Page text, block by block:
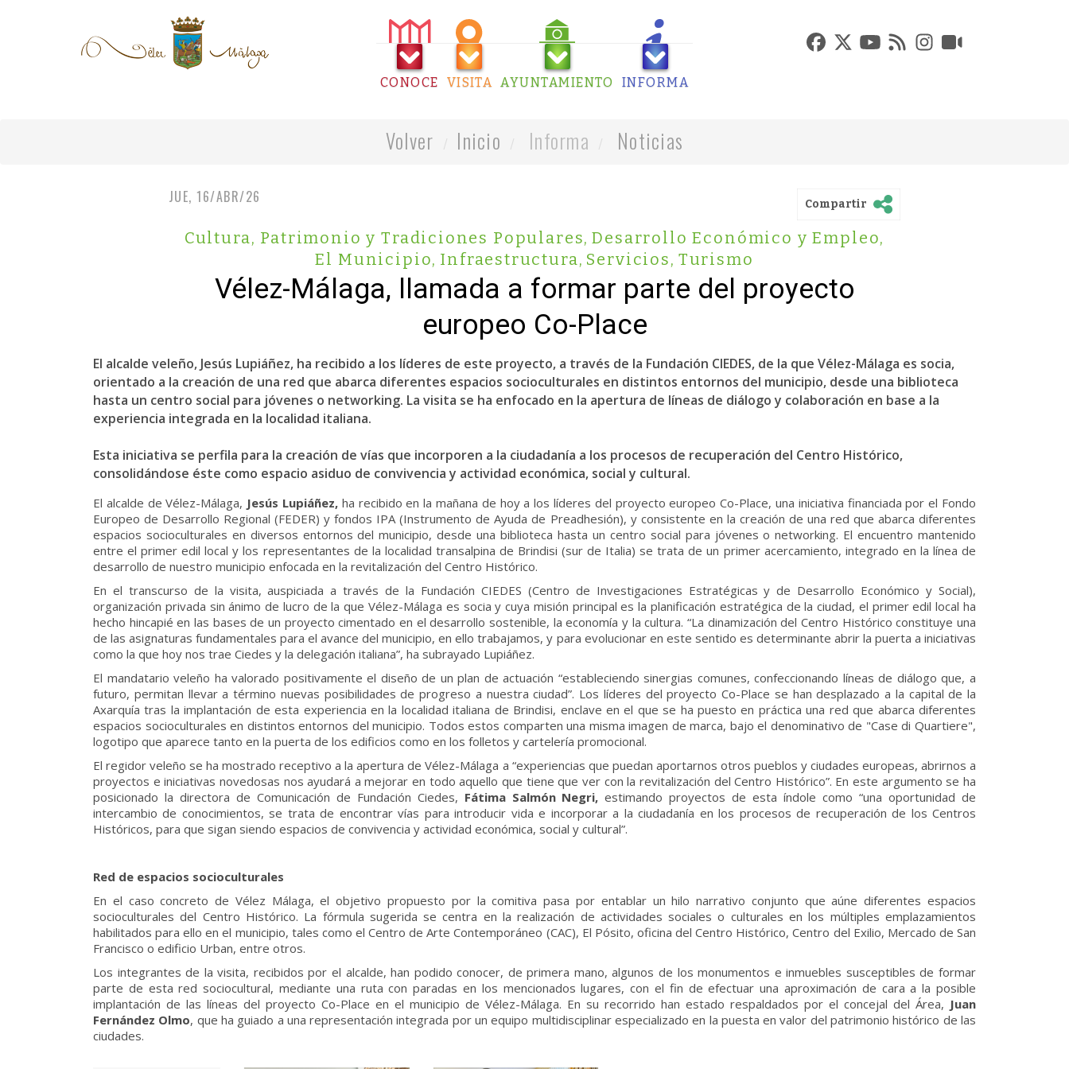
CONOCE VISITA AYUNTAMIENTO INFORMA
Volver Inicio Informa Noticias
JUE, 16/ABR/26 Compartir
Cultura, Patrimonio y Tradiciones Populares, Desarrollo Económico y Empleo,
El Municipio, Infraestructura, Servicios, Turismo
Vélez-Málaga, llamada a formar parte del proyecto
europeo Co-Place
El alcalde veleño, Jesús Lupiáñez, ha recibido a los líderes de este proyecto, a través de la Fundación CIEDES, de la que Vélez-Málaga es socia,
orientado a la creación de una red que abarca diferentes espacios socioculturales en distintos entornos del municipio, desde una biblioteca
hasta un centro social para jóvenes o networking. La visita se ha enfocado en la apertura de líneas de diálogo y colaboración en base a la
experiencia integrada en la localidad italiana.
Esta iniciativa se perfila para la creación de vías que incorporen a la ciudadanía a los procesos de recuperación del Centro Histórico,
consolidándose éste como espacio asiduo de convivencia y actividad económica, social y cultural.
El alcalde de Vélez-Málaga, Jesús Lupiáñez, ha recibido en la mañana de hoy a los líderes del proyecto europeo Co-Place, una iniciativa financiada por el Fondo
Europeo de Desarrollo Regional (FEDER) y fondos IPA (Instrumento de Ayuda de Preadhesión), y consistente en la creación de una red que abarca diferentes
espacios socioculturales en diversos entornos del municipio, desde una biblioteca hasta un centro social para jóvenes o networking. El encuentro mantenido
entre el primer edil local y los representantes de la localidad transalpina de Brindisi (sur de Italia) se trata de un primer acercamiento, integrado en la línea de
desarrollo de nuestro municipio enfocada en la revitalización del Centro Histórico.
En el transcurso de la visita, auspiciada a través de la Fundación CIEDES (Centro de Investigaciones Estratégicas y de Desarrollo Económico y Social),
organización privada sin ánimo de lucro de la que Vélez-Málaga es socia y cuya misión principal es la planificación estratégica de la ciudad, el primer edil local ha
hecho hincapié en las bases de un proyecto cimentado en el desarrollo sostenible, la economía y la cultura. “La dinamización del Centro Histórico constituye una
de las asignaturas fundamentales para el avance del municipio, en ello trabajamos, y para evolucionar en este sentido es determinante abrir la puerta a iniciativas
como la que hoy nos trae Ciedes y la delegación italiana”, ha subrayado Lupiáñez.
El mandatario veleño ha valorado positivamente el diseño de un plan de actuación “estableciendo sinergias comunes, confeccionando líneas de diálogo que, a
futuro, permitan llevar a término nuevas posibilidades de progreso a nuestra ciudad”. Los líderes del proyecto Co-Place se han desplazado a la capital de la
Axarquía tras la implantación de esta experiencia en la localidad italiana de Brindisi, enclave en el que se ha puesto en práctica una red que abarca diferentes
espacios socioculturales en distintos entornos del municipio. Todos estos comparten una misma imagen de marca, bajo el denominativo de "Case di Quartiere",
logotipo que aparece tanto en la puerta de los edificios como en los folletos y cartelería promocional.
El regidor veleño se ha mostrado receptivo a la apertura de Vélez-Málaga a “experiencias que puedan aportarnos otros pueblos y ciudades europeas, abrirnos a
proyectos e iniciativas novedosas nos ayudará a mejorar en todo aquello que tiene que ver con la revitalización del Centro Histórico”. En este argumento se ha
posicionado la directora de Comunicación de Fundación Ciedes, Fátima Salmón Negri, estimando proyectos de esta índole como “una oportunidad de
intercambio de conocimientos, se trata de encontrar vías para introducir vida e incorporar a la ciudadanía en los procesos de recuperación de los Centros
Históricos, para que sigan siendo espacios de convivencia y actividad económica, social y cultural”.
Red de espacios socioculturales
En el caso concreto de Vélez Málaga, el objetivo propuesto por la comitiva pasa por entablar un hilo narrativo conjunto que aúne diferentes espacios
socioculturales del Centro Histórico. La fórmula sugerida se centra en la realización de actividades sociales o culturales en los múltiples emplazamientos
habilitados para ello en el municipio, tales como el Centro de Arte Contemporáneo (CAC), El Pósito, oficina del Centro Histórico, Centro del Exilio, Mercado de San
Francisco o edificio Urban, entre otros.
Los integrantes de la visita, recibidos por el alcalde, han podido conocer, de primera mano, algunos de los monumentos e inmuebles susceptibles de formar
parte de esta red sociocultural, mediante una ruta con paradas en los mencionados lugares, con el fin de efectuar una aproximación de cara a la posible
implantación de las líneas del proyecto Co-Place en el municipio de Vélez-Málaga. En su recorrido han estado respaldados por el concejal del Área, Juan
Fernández Olmo, que ha guiado a una representación integrada por un equipo multidisciplinar especializado en la puesta en valor del patrimonio histórico de las
ciudades.